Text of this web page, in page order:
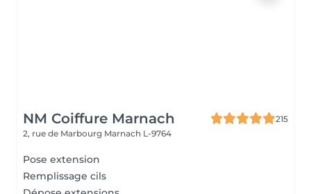
NM Coiffure Marnach
215
2, rue de Marbourg Marnach L-9764
Pose extension
Remplissage cils